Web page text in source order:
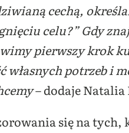
cechą,
celu?” Gdy
pierwszy krok
własnych potrzeb i
– dodaje
się na